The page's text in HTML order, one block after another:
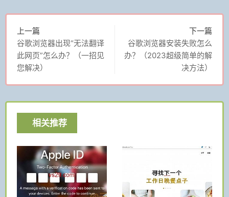
上一篇
谷歌浏览器出现“无法翻译
此网页”怎么办？（一招见
您解决）
下一篇
谷歌浏览器安装失败怎么
办？（2023超级简单的解
决方法）
相关推荐